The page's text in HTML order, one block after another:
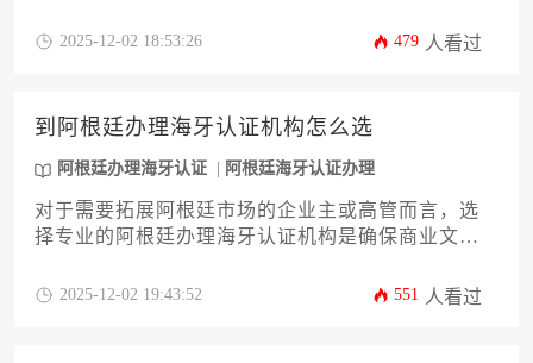
和实操建议，帮助申请人高效完成文书国际流转，
与当地法规。
2025-12-02 18:53:26 479 人看过
到阿根廷办理海牙认证机构怎么选
阿根廷办理海牙认证 阿根廷海牙认证办理
对于需要拓展阿根廷市场的企业主或高管而言，选
择专业的阿根廷办理海牙认证机构是确保商业文件
考量维度，包括机构资质、办理时效、费用透明
2025-12-02 19:43:52 551 人看过